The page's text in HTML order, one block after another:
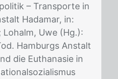
– Transporte in
Hadamar, in:
Lohalm, Uwe (Hg.):
Hamburgs Anstalt
die Euthanasie in